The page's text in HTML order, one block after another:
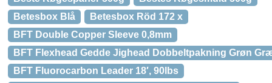
Betesbox Blå
Betesbox Röd 172 x
BFT Double Copper Sleeve 0,8mm
BFT Flexhead Gedde Jighead Dobbeltpakning Grøn
BFT Fluorocarbon Leader 18′, 90lbs